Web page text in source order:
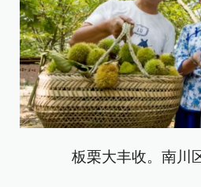
板栗大丰收。南川